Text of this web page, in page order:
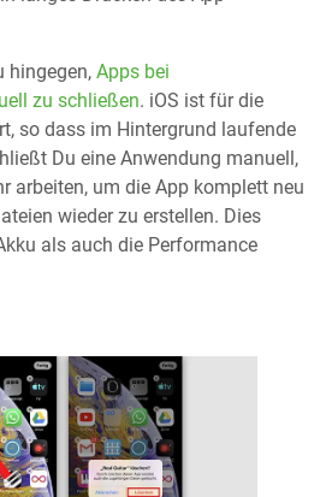
hingegen, Apps bei
zu schließen. iOS ist für die
so dass im Hintergrund laufende
Du eine Anwendung manuell,
arbeiten, um die App komplett neu
wieder zu erstellen. Dies
als auch die Performance